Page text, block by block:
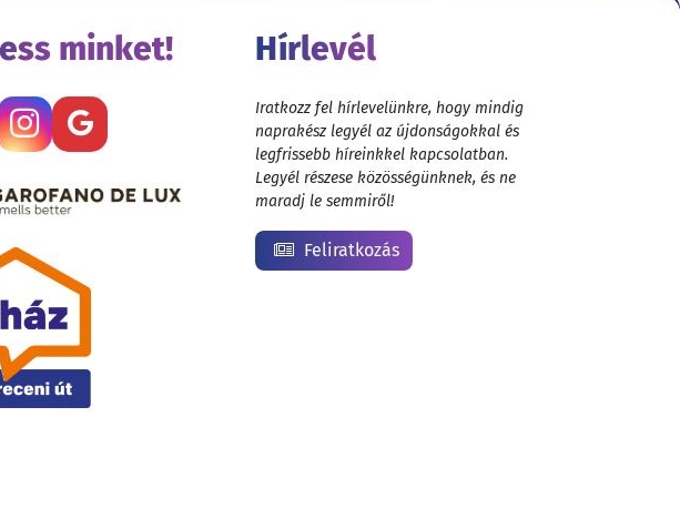
minket! Hírlevél
Iratkozz fel hírlevelünkre, hogy mindig
naprakész legyél az újdonságokkal és
legfrissebb híreinkkel kapcsolatban.
Legyél részese közösségünknek, és ne
maradj le semmiről!
Feliratkozás